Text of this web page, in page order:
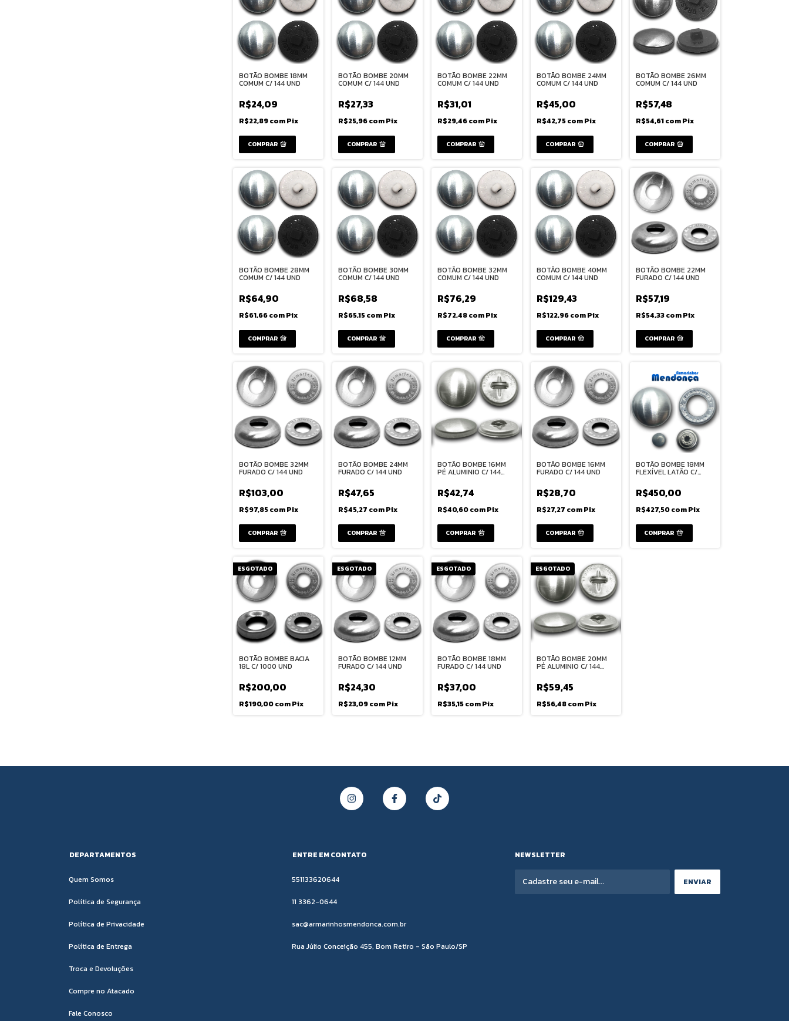
BOTÃO BOMBE 18MM
COMUM C/ 144 UND
R$24,09
R$22,89comPix
COMPRAR
BOTÃO BOMBE 20MM
COMUM C/ 144 UND
R$27,33
R$25,96comPix
COMPRAR
BOTÃO BOMBE 22MM
COMUM C/ 144 UND
R$31,01
R$29,46comPix
COMPRAR
BOTÃO BOMBE 24MM
COMUM C/ 144 UND
R$45,00
R$42,75comPix
COMPRAR
BOTÃO BOMBE 26MM
COMUM C/ 144 UND
R$57,48
R$54,61comPix
COMPRAR
BOTÃO BOMBE 28MM
COMUM C/ 144 UND
R$64,90
R$61,66comPix
COMPRAR
BOTÃO BOMBE 30MM
COMUM C/ 144 UND
R$68,58
R$65,15comPix
COMPRAR
BOTÃO BOMBE 32MM
COMUM C/ 144 UND
R$76,29
R$72,48comPix
COMPRAR
BOTÃO BOMBE 40MM
COMUM C/ 144 UND
R$129,43
R$122,96comPix
COMPRAR
BOTÃO BOMBE 22MM
FURADO C/ 144 UND
R$57,19
R$54,33comPix
COMPRAR
BOTÃO BOMBE 32MM
FURADO C/ 144 UND
R$103,00
R$97,85comPix
COMPRAR
BOTÃO BOMBE 24MM
FURADO C/ 144 UND
R$47,65
R$45,27 comPix
COMPRAR
BOTÃO BOMBE 16MM
PÉ ALUMINIO C/ 144
R$42,74
R$40,60comPix
BOTÃO BOMBE 16MM
FURADO C/ 144 UND
R$28,70
R$27,27 comPix
COMPRAR
BOTÃO BOMBE 18MM
FLEXÍVEL LATÃO C/
R$450,00
R$427,50comPix
ESGOTADO
BOTÃO BOMBE BACIA
18L C/ 1000 UND
R$200,00
R$190,00comPix
ESGOTADO
BOTÃO BOMBE 12MM
FURADO C/ 144 UND
R$24,30
R$23,09comPix
ESGOTADO
BOTÃO BOMBE 18MM
FURADO C/ 144 UND
R$37,00
R$35,15comPix
ESGOTADO
BOTÃO BOMBE 20MM
PÉ ALUMINIO C/ 144
R$59,45
R$56,48comPix
DEPARTAMENTOS
Quem Somos
Política de Segurança
Política de Privacidade
Política de Entrega
Troca e Devoluções
Compre no Atacado
Fale Conosco
ENTRE EM CONTATO
551133620644
11 3362-0644
sac@armarinhosmendonca.com.br
Rua Júlio Conceição 455, Bom Retiro - São Paulo/SP
NEWSLETTER